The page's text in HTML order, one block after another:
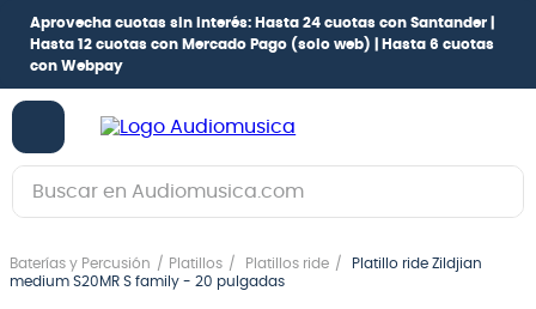
Aprovecha cuotas sin interés: Hasta 24 cuotas con Santander |
Hasta 12 cuotas con Mercado Pago (solo web) |
Hasta 6 cuotas
con Webpay
Buscar en Audiomusica.com
Baterías y Percusión Platillos Platillos ride
Platillo ride Zildjian
medium S20MR S family - 20 pulgadas
1.
guitarra electrica